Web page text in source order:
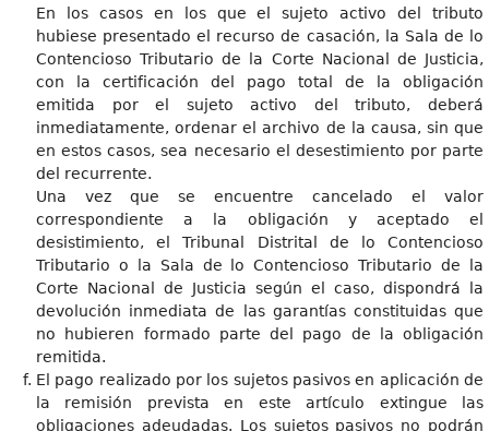
En los casos en los que el sujeto activo del tributo
hubiese presentado el recurso de casación, la Sala de lo
Contencioso Tributario de la Corte Nacional de Justicia,
con la certificación del pago total de la obligación
emitida por el sujeto activo del tributo, deberá
inmediatamente, ordenar el archivo de la causa, sin que
en estos casos, sea necesario el desestimiento por parte
del recurrente.
Una vez que se encuentre cancelado el valor
correspondiente a la obligación y aceptado el
desistimiento, el Tribunal Distrital de lo Contencioso
Tributario o la Sala de lo Contencioso Tributario de la
Corte Nacional de Justicia según el caso, dispondrá la
devolución inmediata de las garantías constituidas que
no hubieren formado parte del pago de la obligación
remitida.
El pago realizado por los sujetos pasivos en aplicación de
la remisión prevista en este artículo extingue las
obligaciones adeudadas. Los sujetos pasivos no podrán